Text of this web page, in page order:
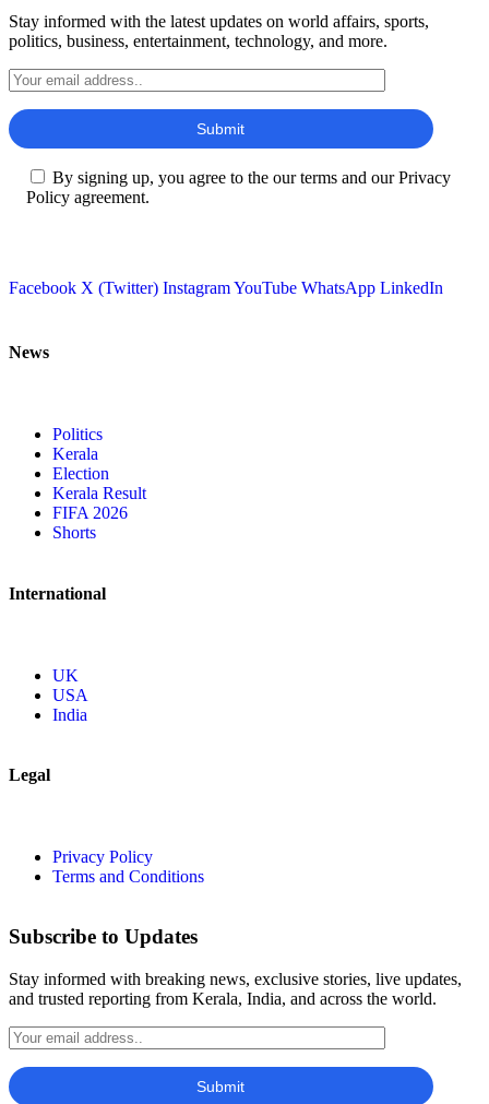
Stay informed with the latest updates on world affairs, sports,
politics, business, entertainment, technology, and more.
By signing up, you agree to the our terms and our Privacy
Policy agreement.
Facebook X (Twitter) InstagramYouTube WhatsApp LinkedIn
News
Politics
Kerala
Election
Kerala Result
FIFA 2026
Shorts
International
UK
USA
India
Legal
Privacy Policy
Terms and Conditions
Subscribe to Updates
Stay informed with breaking news, exclusive stories, live updates,
and trusted reporting from Kerala, India, and across the world.